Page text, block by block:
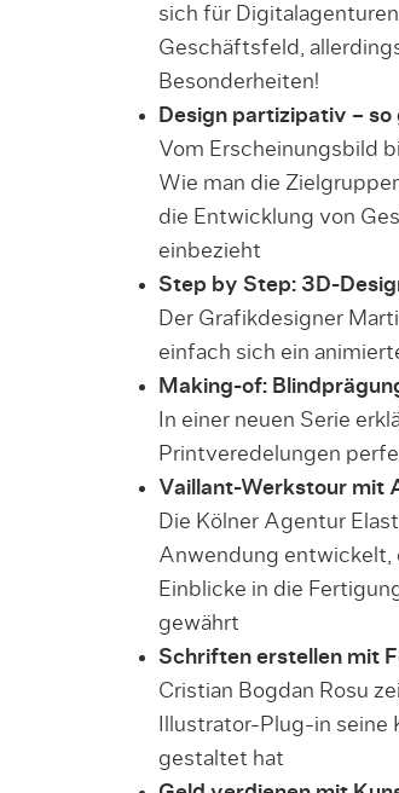
sich für
Geschäftsfeld,
Besonderheiten!
Design partizipativ – so
Vom Erscheinungsbild
Wie man die
die Entwicklung von
einbezieht
Step by Step: 3D-
Der Grafikdesigner
einfach sich ein
Making-of:
In einer neuen Serie
Printveredelungen
Vaillant-Werkstour mit
Die Kölner Agentur
Anwendung entwickelt,
Einblicke in die
gewährt
Schriften erstellen mit
Cristian Bogdan Rosu
Illustrator-Plug-in
gestaltet hat